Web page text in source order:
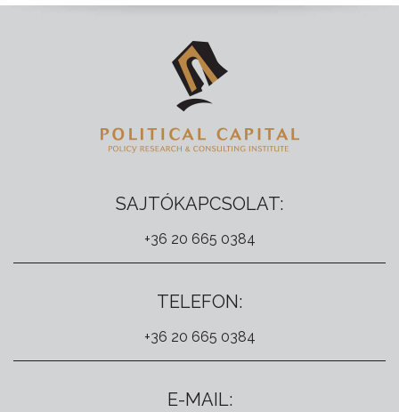
SAJTÓKAPCSOLAT:
+36 20 665 0384
TELEFON:
+36 20 665 0384
E-MAIL: